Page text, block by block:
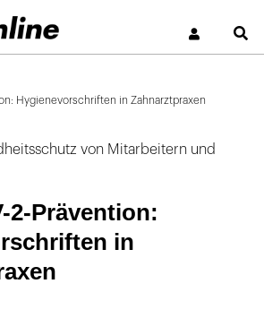
Hygienevorschriften in Zahnarztpraxen
von Mitarbeitern und
2-Prävention:
in